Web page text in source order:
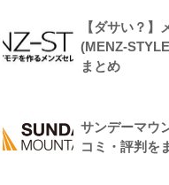
【ダサい？】
(MENZ-
まとめ
サンデーマウ
コミ・評判を